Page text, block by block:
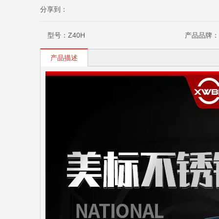
分享到：
型号： Z40H 产品品牌：
产品描述